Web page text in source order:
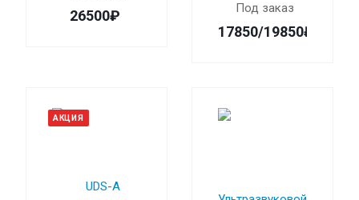
26500₽ Под заказ
17850/19850₽
АКЦИЯ